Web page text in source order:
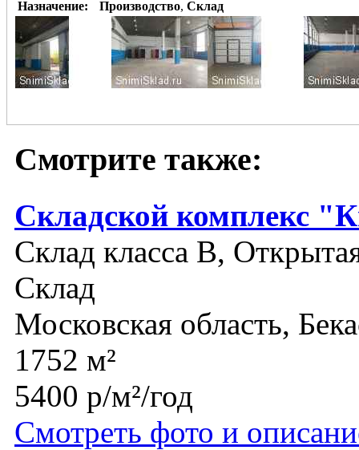
Назначение: Производство, Склад
Смотрите также:
Складской комплекс
Склад класса B,
Склад
Московская область,
1752 м²
5400 р/м²/год
Смотреть фото и